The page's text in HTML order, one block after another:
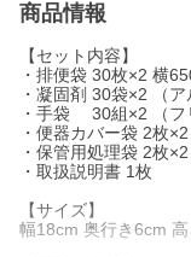
商品情報
【セット内容】
・排便袋 30枚×2 横
・凝固剤 30袋×2 （ア
・手袋 30組×2 （フ
・便器カバー袋 2枚
・保管用処理袋 2枚
・取扱説明書 1枚
【サイズ】
幅18cm 奥行き6cm